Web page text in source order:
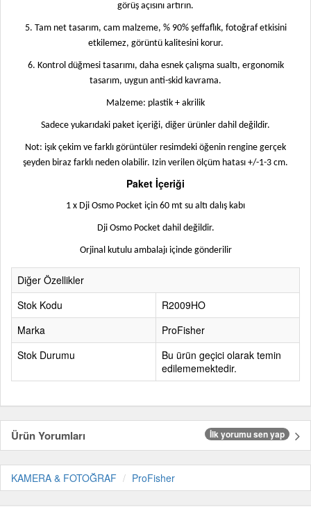
görüş açısını artırın.
5. Tam net tasarım, cam malzeme, % 90% şeffaflık, fotoğraf etkisini
etkilemez, görüntü kalitesini korur.
6. Kontrol düğmesi tasarımı, daha esnek çalışma sualtı, ergonomik
tasarım, uygun anti-skid kavrama.
Malzeme: plastik + akrilik
Sadece yukarıdaki paket içeriği, diğer ürünler dahil değildir.
Not: işık çekim ve farklı görüntüler resimdeki öğenin rengine gerçek
şeyden biraz farklı neden olabilir. Izin verilen ölçüm hatası +/-1-3 cm.
Paket İçeriği
1 x Dji Osmo Pocket için 60 mt su altı dalış kabı
Dji Osmo Pocket dahil değildir.
Orjinal kutulu ambalajı içinde gönderilir
Diğer Özellikler
Stok Kodu
R2009HO
Marka
ProFisher
Stok Durumu
Bu ürün geçici olarak temin
edilememektedir.
Ürün Yorumları İlk yorumu sen yap
KAMERA & FOTOĞRAF ProFisher